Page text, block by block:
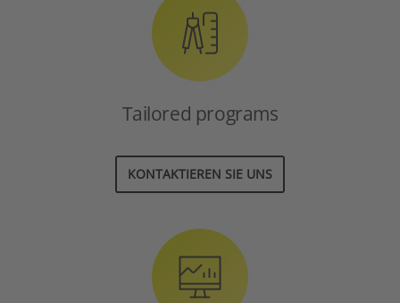
Tailored programs
KONTAKTIEREN SIE UNS